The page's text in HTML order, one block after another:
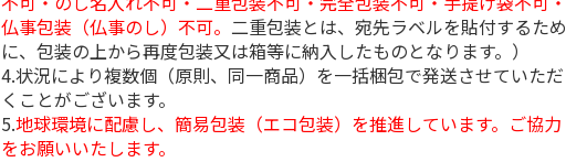
仏事包装（仏事のし）不可。 二重包装とは、宛先ラベルを貼付するため
に、包装の上から再度包装又は箱等に納入したものとなります。）
4.状況により複数個（原則、同一商品）を一括梱包で発送させていただ
くことがございます。
5.地球環境に配慮し、簡易包装（エコ包装）を推進しています。ご協力
をお願いいたします。